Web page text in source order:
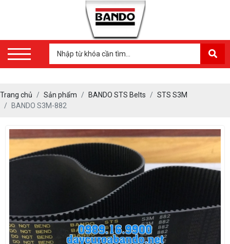
Trang chủ Sản phẩm BANDO STS Belts
STS S3M
BANDO S3M-882